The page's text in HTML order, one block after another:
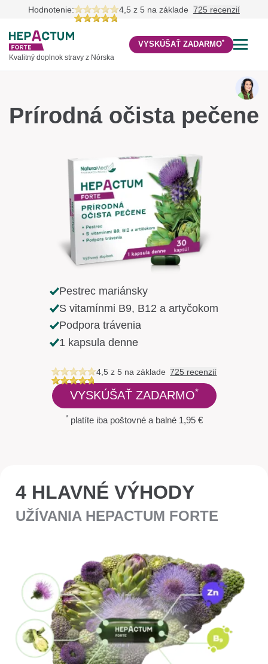
Hodnotenie: 4,5 z 5 na základe 725 recenzií
Kvalitný doplnok stravy z Nórska
VYSKÚŠAŤ ZADARMO*
Prírodná očista pečene
Pestrec mariánsky
S vitamínmi B9, B12 a artyčokom
Podpora trávenia
1 kapsula denne
4,5 z 5 na základe 725 recenzií
VYSKÚŠAŤ ZADARMO*
*platíte iba poštovné a balné 1,95 €
4 HLAVNÉ VÝHODY
UŽÍVANIA HEPACTUM FORTE